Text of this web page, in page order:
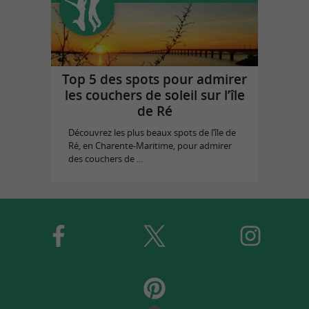
Top 5 des spots pour admirer
les couchers de soleil sur l’île
de Ré
Découvrez les plus beaux spots de l’île de
Ré, en Charente-Maritime, pour admirer
des couchers de ...